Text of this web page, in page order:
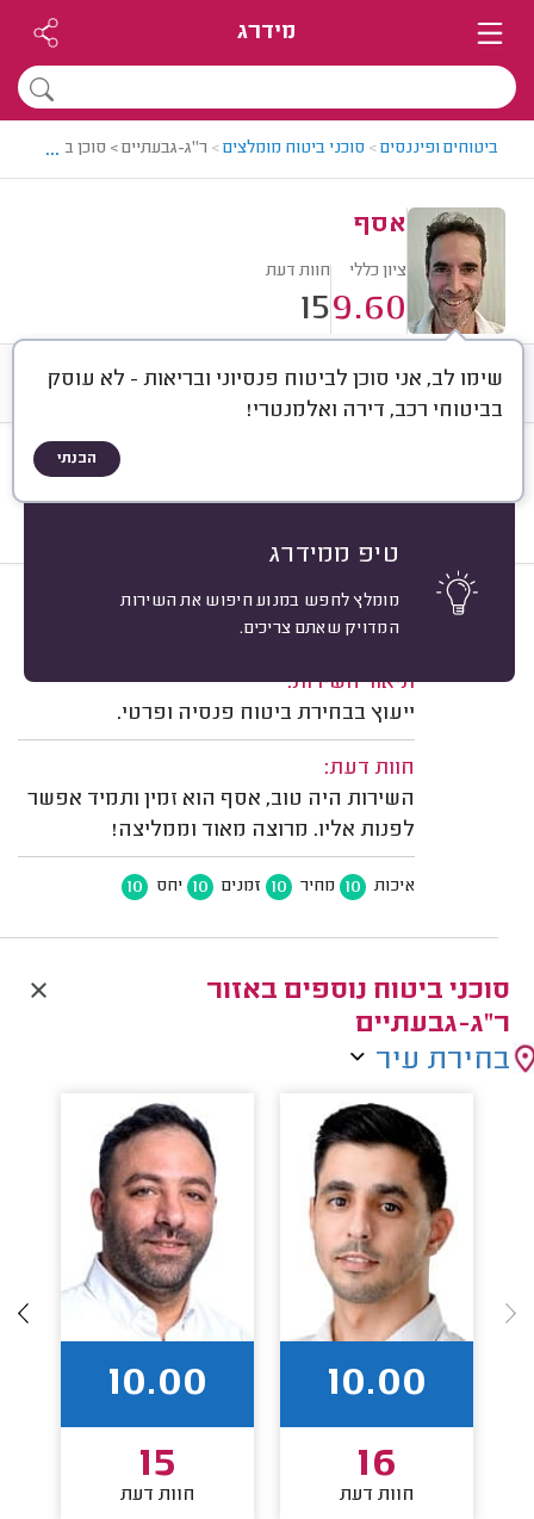
מידרג
ביטוחים ופיננסים> סוכני ביטוח מומלצים> ר"ג-גבעתיים > סוכן ביטוח
...
אסף
ציון כללי
9.60
חוות דעת
15
שימו לב, אני סוכן לביטוח פנסיוני ובריאות - לא עוסק
בביטוחי רכב, דירה ואלמנטרי!
הבנתי
טיפ ממידרג
מומלץ לחפש במנוע חיפוש את השירות
המדויק שאתם צריכים.
חוות דעת ממוצע רישוי ותעודות
מורן גלבוע, רמת גן.
משוב: 15/07/2024
תיאור השירות:
ייעוץ בבחירת ביטוח פנסיה ופרטי.
חוות דעת:
השירות היה טוב, אסף הוא זמין ותמיד אפשר
לפנות אליו. מרוצה מאוד וממליצה!
איכות 10 מחיר 10 זמנים 10 יחס 10
10
סוכני ביטוח נוספים באזור
ר"ג-גבעתיים
בחירת עיר
10.00
16
חוות דעת
10.00
15
חוות דעת